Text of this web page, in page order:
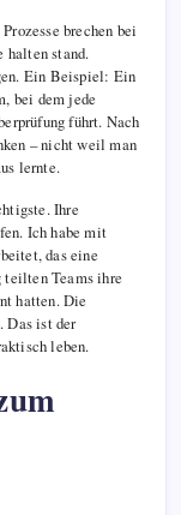
brechen bei
halten stand.
Ein Beispiel: Ein
bei dem jede
führt. Nach
– nicht weil man
lernte.
Ihre
Ich habe mit
das eine
Teams ihre
hatten. Die
Das ist der
leben.